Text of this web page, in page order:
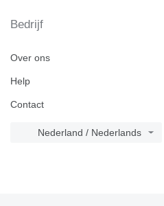
Bedrijf
Over ons
Help
Contact
Nederland / Nederlands